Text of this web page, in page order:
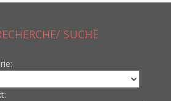
SUCHE